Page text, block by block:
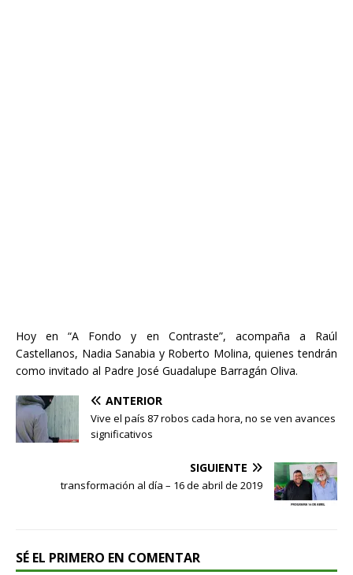
Hoy en “A Fondo y en Contraste”, acompaña a Raúl
Castellanos, Nadia Sanabia y Roberto Molina, quienes tendrán
como invitado al Padre José Guadalupe Barragán Oliva.
ANTERIOR
Vive el país 87 robos cada hora, no se ven avances
significativos
SIGUIENTE
transformación al día – 16 de abril de 2019
SÉ EL PRIMERO EN COMENTAR